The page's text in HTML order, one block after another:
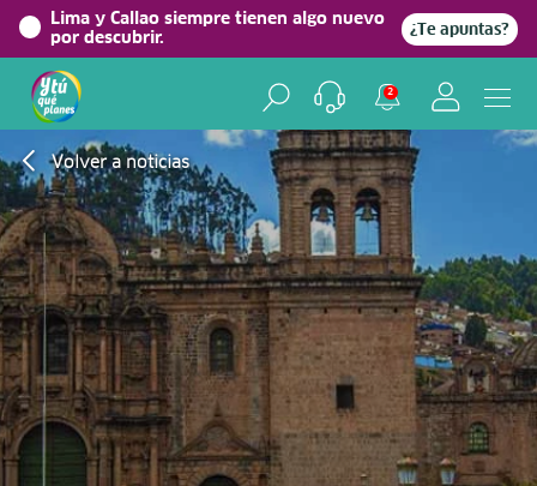
Lima y Callao siempre tienen algo nuevo
por descubrir.
¿Te apuntas?
2
Volver a noticias